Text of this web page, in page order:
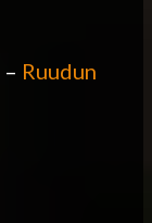
– Ruudun